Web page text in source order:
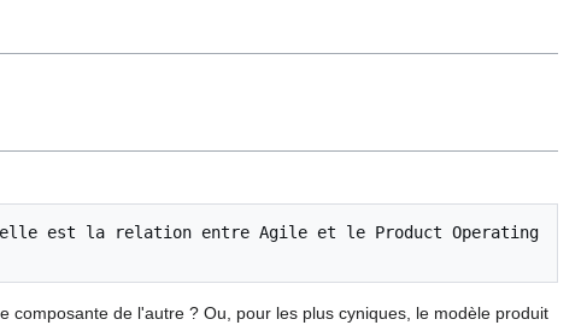
est la relation entre Agile et le Product Operating
de l'autre ? Ou, pour les plus cyniques, le modèle produit